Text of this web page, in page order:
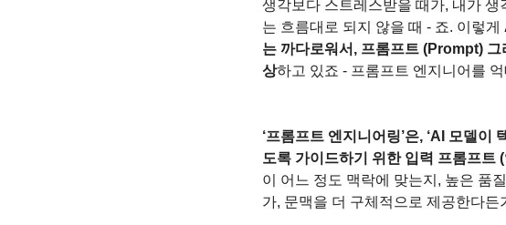
생각보다 스트레스받을 때가, 내가
는 흐름대로 되지 않을 때 - 죠. 이렇게
는 까다로워서, 프롬프트 (Prompt)
상하고 있죠 - 프롬프트 엔지니어를
‘프롬프트 엔지니어링’은, ‘AI 모델
도록 가이드하기 위한 입력 프롬프트
이 어느 정도 맥락에 맞는지, 높은 품
가, 문맥을 더 구체적으로 제공한다든